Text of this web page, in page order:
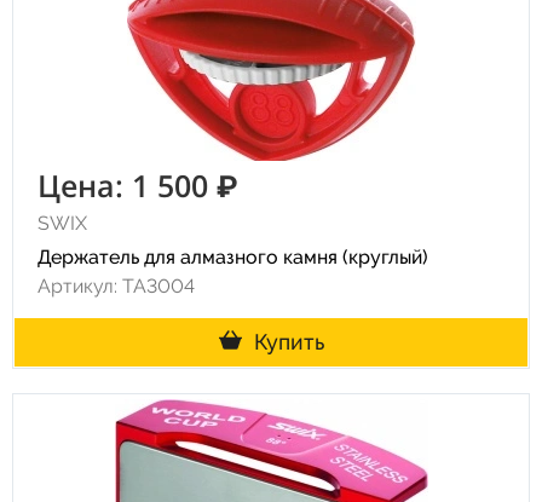
Цена: 1 500 ₽
SWIX
Держатель для алмазного камня (круглый)
Артикул: TA3004
Купить